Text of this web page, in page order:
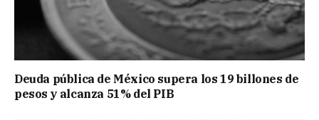
Deuda pública de México supera los 19 billones de
pesos y alcanza 51% del PIB